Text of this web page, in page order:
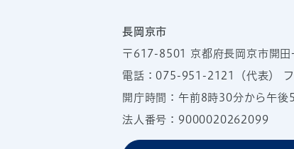
長岡京市
〒617-8501 京都府長岡京市開
電話：075-951-2121 （代表）
開庁時間：午前8時30分から午
法人番号：9000020262099